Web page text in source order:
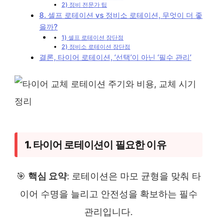
2) 정비 전문가 팁
8. 셀프 로테이션 vs 정비소 로테이션, 무엇이 더 좋
을까?
1) 셀프 로테이션 장단점
2) 정비소 로테이션 장단점
결론, 타이어 로테이션, ‘선택’이 아닌 ‘필수 관리’
1. 타이어 로테이션이 필요한 이유
🎯 핵심 요약: 로테이션은 마모 균형을 맞춰 타
이어 수명을 늘리고 안전성을 확보하는 필수
관리입니다.